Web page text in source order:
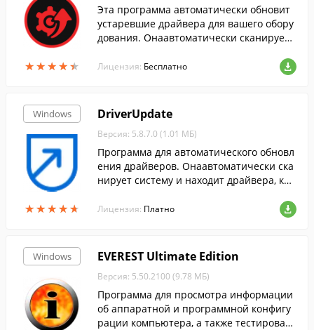
★★★★★
★★★★★
Эта программа автоматически обновит
устаревшие драйвера для вашего обору
дования. Онаавтоматически сканирует
йвера....
Лицензия: Бесплатно
Windows
★★★★★
★★★★★
DriverUpdate
Версия: 5.8.7.0 (1.01 МБ)
Программа для автоматического обновл
ения драйверов. Онаавтоматически ска
нирует систему и находит драйвера, кот
Лицензия: Платно
Windows EVEREST Ultimate Edition
Версия: 5.50.2100 (9.78 МБ)
Программа для просмотра информации
об аппаратной и программной конфигу
рации компьютера, а также тестирован